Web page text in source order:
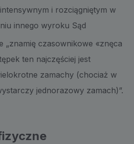
i rozciągniętym w
innego wyroku Sąd
„znamię czasownikowe «znęca
ten najczęściej jest
zamachy (chociaż w
jednorazowy zamach)”.